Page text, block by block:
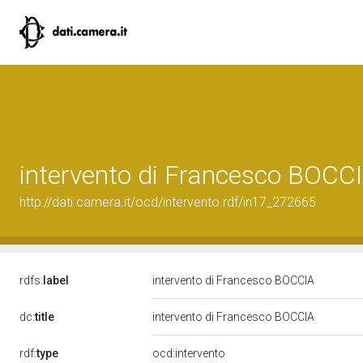
intervento di Francesco
http://dati.camera.it/ocd/intervento.rdf/in17_272665
rdfs: label intervento di Francesco BOCCIA
dc:title intervento di Francesco BOCCIA
rdf:type ocd:intervento